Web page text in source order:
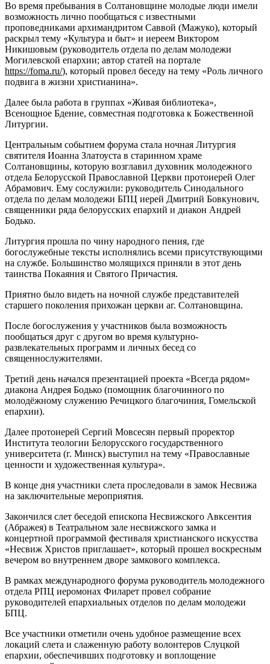
Во время пребывания в Солтановщине молодые люди имели
возможность лично пообщаться с известными
проповедниками архимандритом Саввой (Мажуко), который
раскрыл тему «Культура и быт» и иереем Виктором
Никишовым (руководитель отдела по делам молодежи
Могилевской епархии; автор статей на портале
https://foma.ru/), который провел беседу на тему «Роль личного
подвига в жизни христианина».
Далее была работа в группах «Живая библиотека»,
Всенощное Бдение, совместная подготовка к Божественной
Литургии.
Центральным событием форума стала ночная Литургия
святителя Иоанна Златоуста в старинном храме
Солтановщины, которую возглавил духовник молодежного
отдела Белорусской Православной Церкви протоиерей Олег
Абрамович. Ему сослужили: руководитель Синодального
отдела по делам молодежи БПЦ иерей Дмитрий Бовкунович,
священники ряда белорусских епархий и диакон Андрей
Бодько.
Литургия прошла по чину народного пения, где
богослужебные тексты исполнялись всеми присутствующими
на службе. Большинство молящихся приняли в этот день
таинства Покаяния и Святого Причастия.
Приятно было видеть на ночной службе представителей
старшего поколения прихожан церкви аг. Солтановщина.
После богослужения у участников была возможность
пообщаться друг с другом во время культурно-
развлекательных программ и личных бесед со
священнослужителями.
Третий день начался презентацией проекта «Всегда рядом»
диакона Андрея Бодько (помощник благочинного по
молодёжному служению Речицкого благочиния, Гомельской
епархии).
Далее протоиерей Сергий Мовсесян первый проректор
Института теологии Белорусского государственного
университета (г. Минск) выступил на тему «Православные
ценности и художественная культура».
В конце дня участники слета проследовали в замок Несвижа
на заключительные мероприятия.
Закончился слет беседой епископа Несвижского Авксентия
(Абражея) в Театральном зале несвижского замка и
концертной программой фестиваля христианского искусства
«Несвиж Христов приглашает», который прошел воскресным
вечером во внутреннем дворе замкового комплекса.
В рамках международного форума руководитель молодежного
отдела РПЦ иеромонах Филарет провел собрание
руководителей епархиальных отделов по делам молодежи
БПЦ.
Все участники отметили очень удобное размещение всех
локаций слета и слаженную работу волонтеров Слуцкой
епархии, обеспечивших подготовку и воплощение